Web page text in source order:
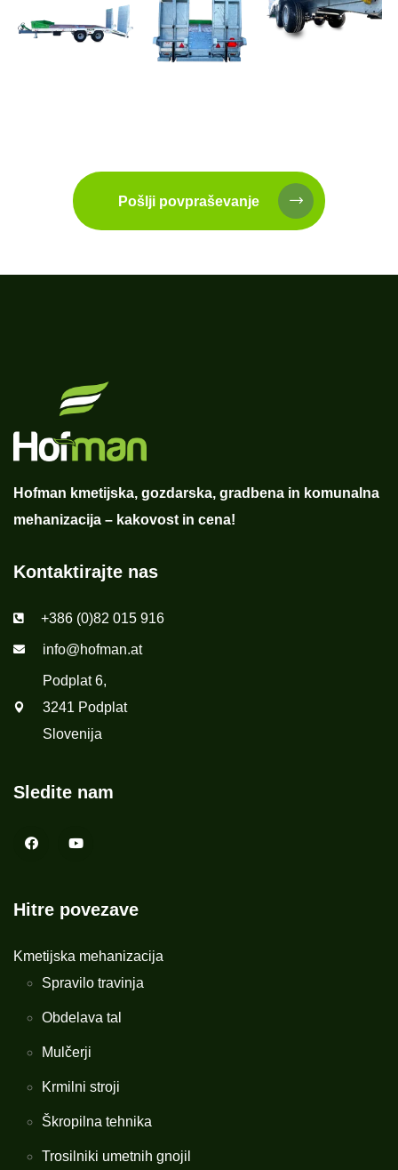
Pošlji povpraševanje
Hofman kmetijska, gozdarska, gradbena in komunalna
mehanizacija – kakovost in cena!
Kontaktirajte nas
+386 (0)82 015 916
info@hofman.at
Podplat 6,
3241 Podplat
Slovenija
Sledite nam
Hitre povezave
Kmetijska mehanizacija
Spravilo travinja
Obdelava tal
Mulčerji
Krmilni stroji
Škropilna tehnika
Trosilniki umetnih gnojil